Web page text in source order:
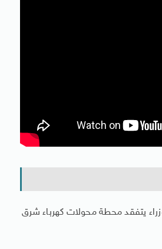
يتفقد محطة محولات كهرباء شرق